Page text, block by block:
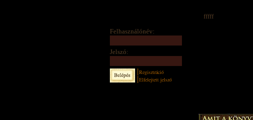
Felhasználónév:
Jelszó:
Regisztráció
Elfelejtett jelszó
fffff